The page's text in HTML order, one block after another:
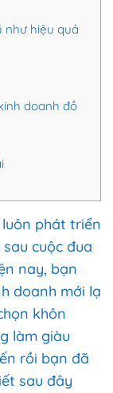
như hiệu quả
doanh đồ
luôn phát triển
cuộc đua
nay, bạn
doanh mới lạ
khôn
làm giàu
rồi bạn đã
sau đây